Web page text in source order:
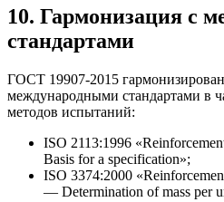
10. Гармонизация с
стандартами
ГОСТ 19907-2015
международными стандартами в
методов испытаний:
ISO 2113:1996
Basis for a specification»;
ISO 3374:2000
— Determination of mass per